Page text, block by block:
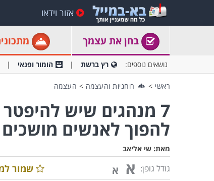
אזור וידאו
בחן את עצמך
נושאים נוספים: רץ ברשת הומור ופנאי
ראשי > רוחניות והעצמה > העצמה
להפוך לאנשים מושכים
מאת: שי אליאב
גודל גופן: א א שמור